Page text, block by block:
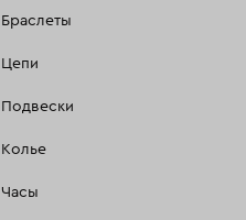
Браслеты
Цепи
Подвески
Колье
Часы